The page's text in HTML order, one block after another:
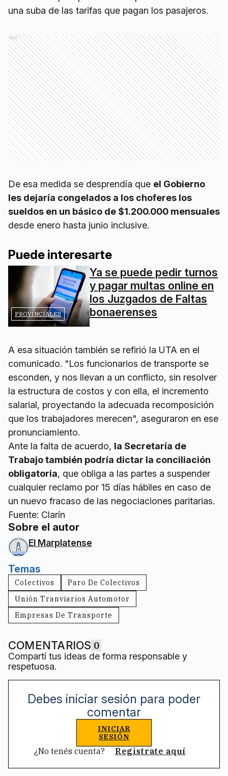
una suba de las tarifas que pagan los pasajeros.
Ads
De esa medida se desprendía que el Gobierno
les dejaría congelados a los choferes los
sueldos en un básico de $1.200.000 mensuales
desde enero hasta junio inclusive.
Puede interesarte
PROVINCIALES
Ya se puede pedir turnos
y pagar multas online en
los Juzgados de Faltas
bonaerenses
A esa situación también se refirió la UTA en el
comunicado. "Los funcionarios de transporte se
esconden, y nos llevan a un conflicto, sin resolver
la estructura de costos y con ella, el incremento
salarial, proyectando la adecuada recomposición
que los trabajadores merecen", aseguraron en ese
pronunciamiento.
Ante la falta de acuerdo, la Secretaría de
Trabajo también podría dictar la conciliación
obligatoria, que obliga a las partes a suspender
cualquier reclamo por 15 días hábiles en caso de
un nuevo fracaso de las negociaciones paritarias.
Fuente: Clarín
Sobre el autor
El Marplatense
Temas
Colectivos
Paro De Colectivos
Unión Tranviarios Automotor
Empresas De Transporte
COMENTARIOS 0
Compartí tus ideas de forma responsable y
respetuosa.
Debes iniciar sesión para poder
comentar
INICIAR
SESIÓN
¿No tenés cuenta? Registrate aquí